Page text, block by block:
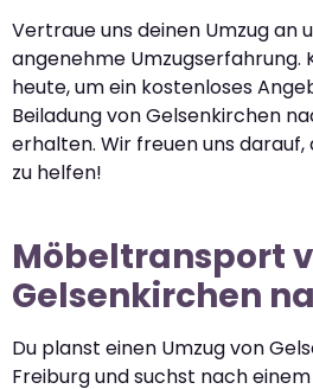
Vertraue uns deinen Umzug an
angenehme Umzugserfahrung.
heute, um ein kostenloses
Beiladung von Gelsenkirchen
erhalten. Wir freuen uns darauf,
zu helfen!
Möbeltransport
Gelsenkirchen
Du planst einen Umzug von
Freiburg und suchst nach